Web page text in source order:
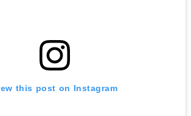
this post on Instagram